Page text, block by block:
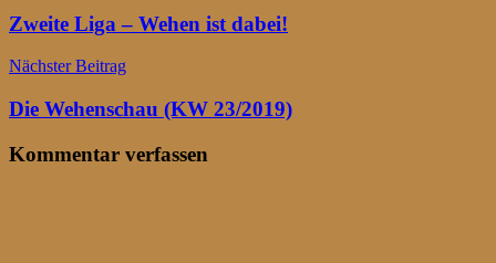
Zweite Liga – Wehen ist dabei!
Nächster Beitrag
Die Wehenschau (KW 23/2019)
Kommentar verfassen